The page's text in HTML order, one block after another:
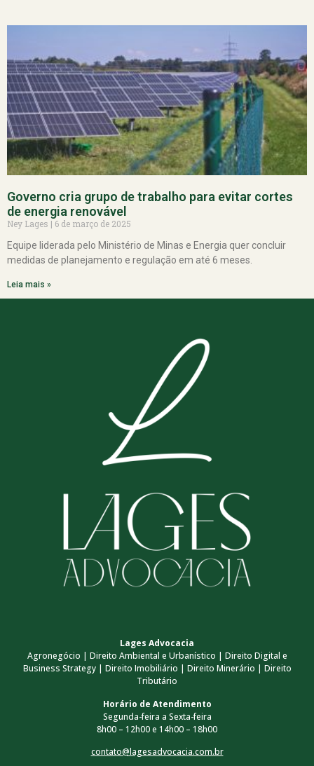
Governo cria grupo de trabalho para evitar cortes
de energia renovável
Ney Lages
6 de março de 2025
Equipe liderada pelo Ministério de Minas e Energia quer concluir
medidas de planejamento e regulação em até 6 meses.
Leia mais »
Lages Advocacia
Agronegócio | Direito Ambiental e Urbanístico | Direito Digital e
Business Strategy | Direito Imobiliário | Direito Minerário | Direito
Tributário
Horário de Atendimento
Segunda-feira a Sexta-feira
8h00 – 12h00 e 14h00 – 18h00
contato@lagesadvocacia.com.br